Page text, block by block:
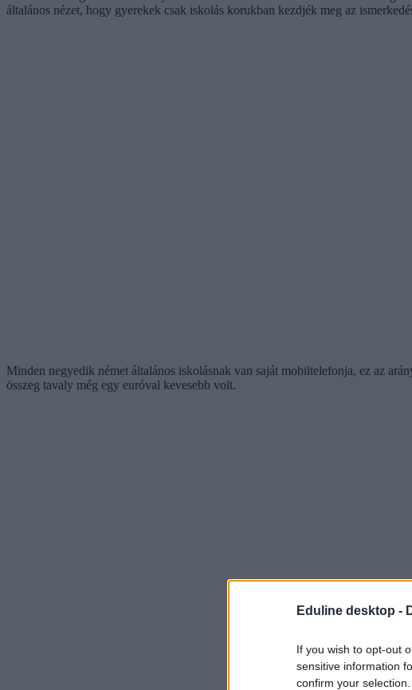
Eduline desktop -
If you wish to opt-out
sensitive information
confirm your
általános nézet, hogy gyerekek csak iskolás korukban kezdjék meg az
Minden negyedik német általános iskolásnak van saját mobiltelefonja, ez az
összeg tavaly még egy euróval kevesebb volt.